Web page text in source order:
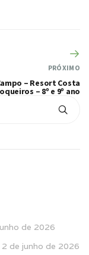
PRÓXIMO
– Resort Costa
– 8º e 9º ano
de 2026
2 de junho de 2026